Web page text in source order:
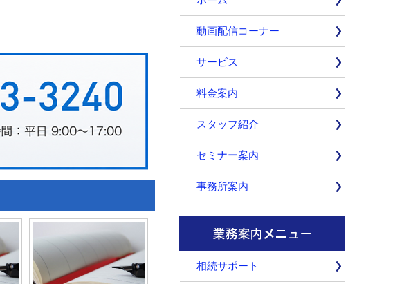
動画配信コーナー
サービス
料金案内
スタッフ紹介
セミナー案内
事務所案内
相続サポート